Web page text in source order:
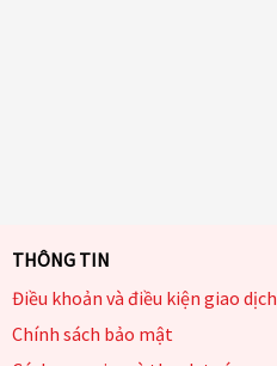
THÔNG TIN
Điều khoản và điều kiện giao dịch
Chính sách bảo mật